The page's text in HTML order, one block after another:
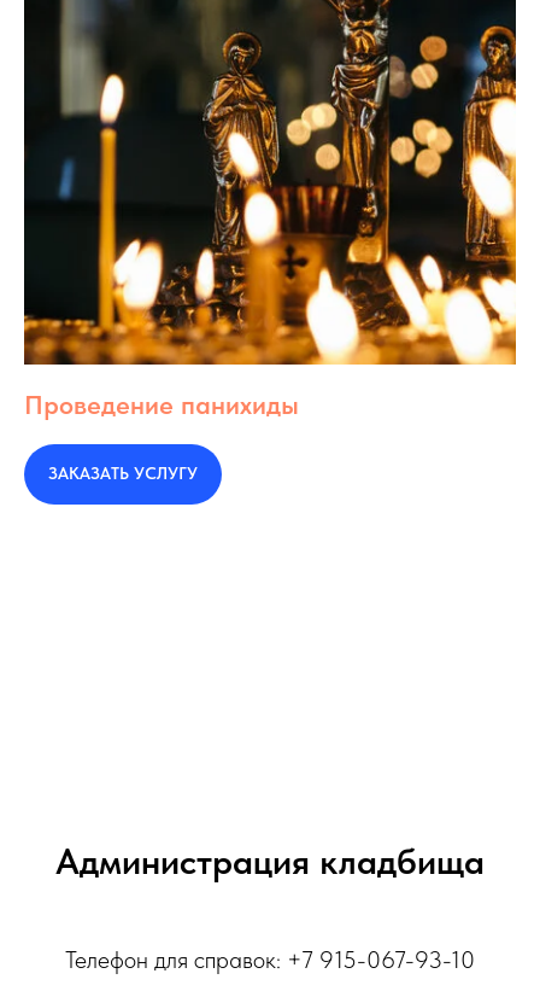
Проведение панихиды
ЗАКАЗАТЬ УСЛУГУ
Администрация кладбища
Телефон для справок: +7 915-067-93-10